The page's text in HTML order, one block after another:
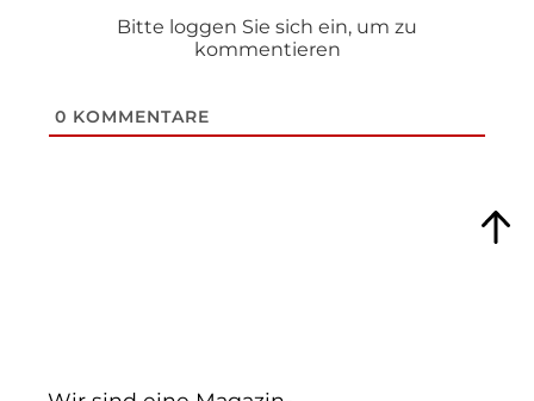
Bitte loggen Sie sich ein, um zu
kommentieren
0 KOMMENTARE